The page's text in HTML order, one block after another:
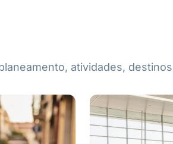
atividades,